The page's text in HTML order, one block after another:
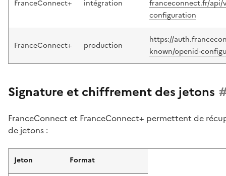
FranceConnect+ intégration
franceconnect.fr/api/
configuration
FranceConnect+ production
https://
known/openid-
Signature et chiffrement des jetons
FranceConnect et FranceConnect+ permettent de
de jetons :
Jeton Format